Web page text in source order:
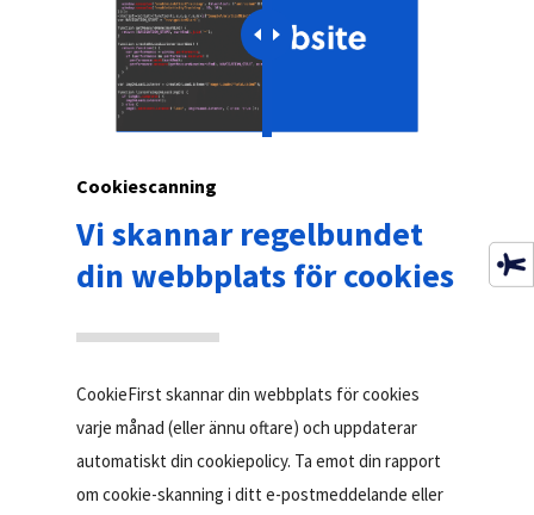
Cookiescanning
Vi skannar regelbundet
din webbplats för cookies
CookieFirst skannar din webbplats för cookies
varje månad (eller ännu oftare) och uppdaterar
automatiskt din cookiepolicy. Ta emot din rapport
om cookie-skanning i ditt e-postmeddelande eller